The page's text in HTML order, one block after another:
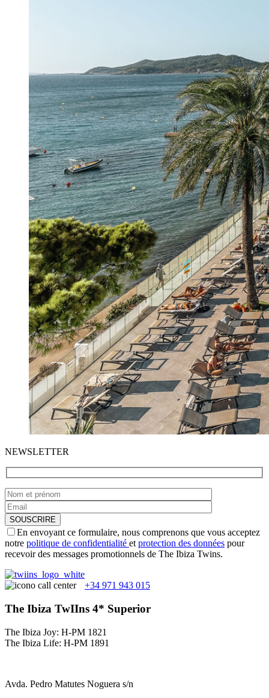
NEWSLETTER
En envoyant ce formulaire, nous comprenons que vous acceptez
notre politique de confidentialité et protection des données pour
recevoir des messages promotionnels de The Ibiza Twins.
+34 971 943 015
The Ibiza TwIIns 4* Superior
The Ibiza Joy: H-PM 1821
The Ibiza Life: H-PM 1891
Avda. Pedro Matutes Noguera s/n